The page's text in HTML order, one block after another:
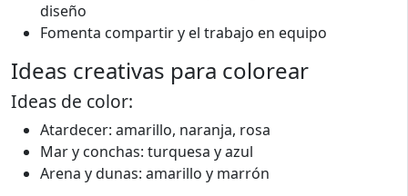
diseño
Fomenta compartir y el trabajo en equipo
Ideas creativas para colorear
Ideas de color:
Atardecer: amarillo, naranja, rosa
Mar y conchas: turquesa y azul
Arena y dunas: amarillo y marrón